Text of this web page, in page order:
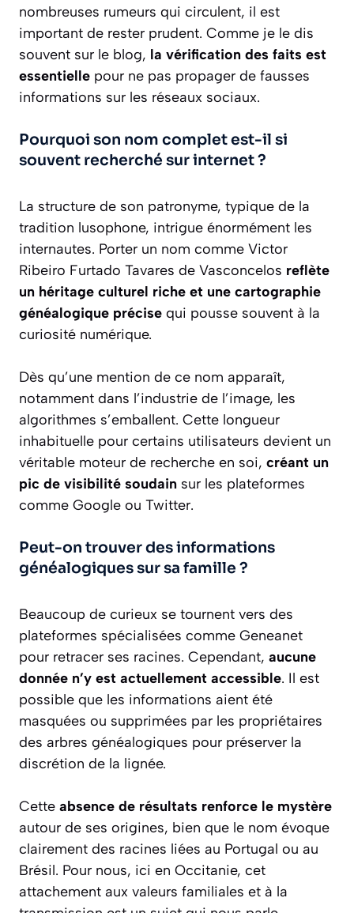
nombreuses rumeurs qui circulent, il est
important de rester prudent. Comme je le dis
souvent sur le blog, la vérification des faits est
essentielle pour ne pas propager de fausses
informations sur les réseaux sociaux.
Pourquoi son nom complet est-il si
souvent recherché sur internet ?
La structure de son patronyme, typique de la
tradition lusophone, intrigue énormément les
internautes. Porter un nom comme Victor
Ribeiro Furtado Tavares de Vasconcelos reflète
un héritage culturel riche et une cartographie
généalogique précise qui pousse souvent à la
curiosité numérique.
Dès qu’une mention de ce nom apparaît,
notamment dans l’industrie de l’image, les
algorithmes s’emballent. Cette longueur
inhabituelle pour certains utilisateurs devient un
véritable moteur de recherche en soi, créant un
pic de visibilité soudain sur les plateformes
comme Google ou Twitter.
Peut-on trouver des informations
généalogiques sur sa famille ?
Beaucoup de curieux se tournent vers des
plateformes spécialisées comme Geneanet
pour retracer ses racines. Cependant, aucune
donnée n’y est actuellement accessible. Il est
possible que les informations aient été
masquées ou supprimées par les propriétaires
des arbres généalogiques pour préserver la
discrétion de la lignée.
Cette absence de résultats renforce le mystère
autour de ses origines, bien que le nom évoque
clairement des racines liées au Portugal ou au
Brésil. Pour nous, ici en Occitanie, cet
attachement aux valeurs familiales et à la